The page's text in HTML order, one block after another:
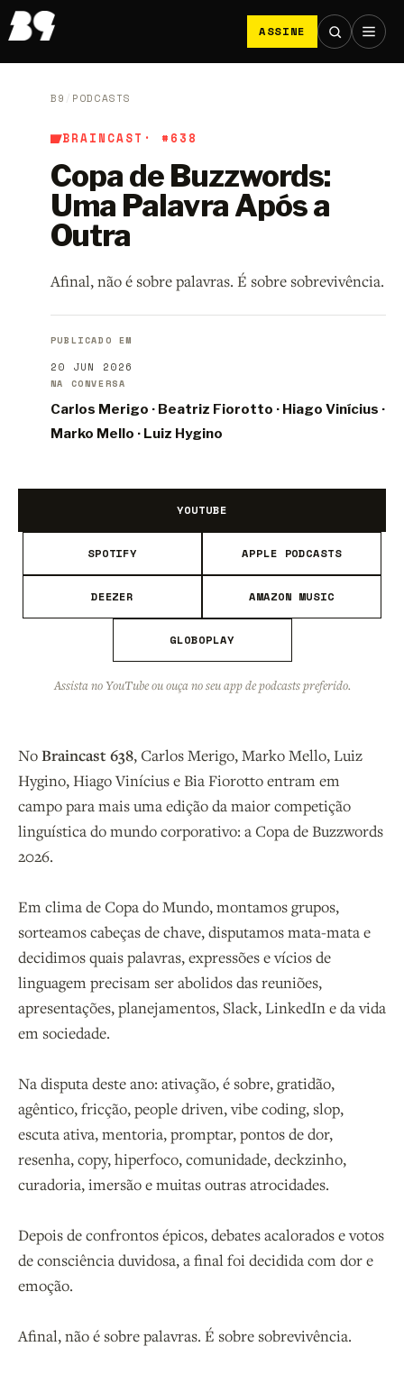
ASSINE
B9 / PODCASTS
BRAINCAST · #638
Copa de Buzzwords:
Uma Palavra Após a
Outra
Afinal, não é sobre palavras. É sobre sobrevivência.
PUBLICADO EM
20 JUN 2026
NA CONVERSA
Carlos Merigo · Beatriz Fiorotto · Hiago Vinícius ·
Marko Mello · Luiz Hygino
YOUTUBE
SPOTIFY APPLE PODCASTS
DEEZER AMAZON MUSIC
GLOBOPLAY
Assista no YouTube ou ouça no seu app de podcasts preferido.
NoBraincast 638, Carlos Merigo, Marko Mello, Luiz
Hygino, Hiago Vinícius e Bia Fiorotto entram em
campo para mais uma edição da maior competição
linguística do mundo corporativo: a Copa de Buzzwords
2026.
Em clima de Copa do Mundo, montamos grupos,
sorteamos cabeças de chave, disputamos mata-mata e
decidimos quais palavras, expressões e vícios de
linguagem precisam ser abolidos das reuniões,
apresentações, planejamentos, Slack, LinkedIn e da vida
em sociedade.
Na disputa deste ano: ativação, é sobre, gratidão,
agêntico, fricção, people driven, vibe coding, slop,
escuta ativa, mentoria, promptar, pontos de dor,
resenha, copy, hiperfoco, comunidade, deckzinho,
curadoria, imersão e muitas outras atrocidades.
Depois de confrontos épicos, debates acalorados e votos
de consciência duvidosa, a final foi decidida com dor e
emoção.
Afinal, não é sobre palavras. É sobre sobrevivência.